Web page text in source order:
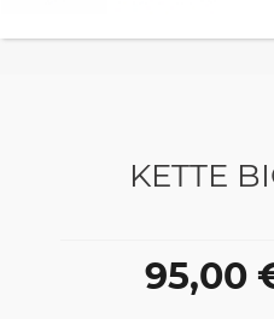
KETTE
95,00